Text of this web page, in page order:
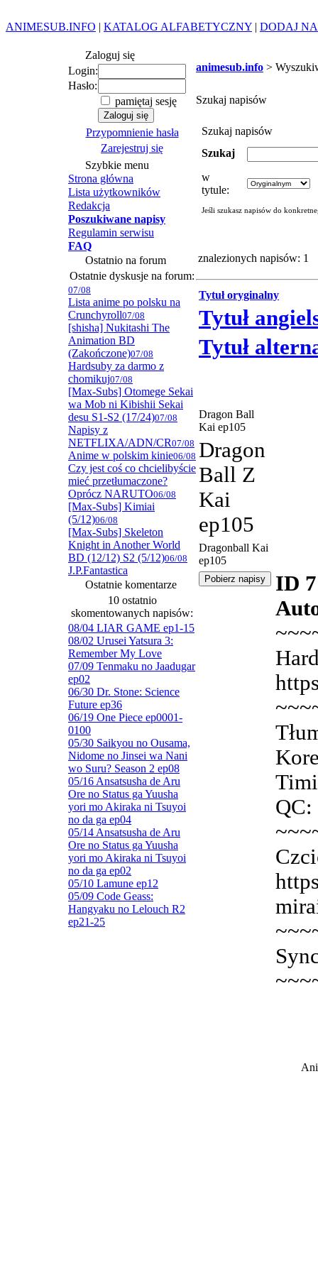
ANIMESUB.INFO | KATALOG ALFABETYCZNY | DODAJ
Zaloguj się
Login:
Hasło:
pamiętaj sesję
Przypomnienie hasła
Zarejestruj się
Szybkie menu
Strona główna
Lista użytkowników
Redakcja
Poszukiwane napisy
Regulamin serwisu
FAQ
Ostatnio na forum
Ostatnie dyskusje na forum:
07/08
Lista anime po polsku na
Crunchyroll07/08
[shisha] Nukitashi The
Animation BD
(Zakończone)07/08
Hardsuby za darmo z
chomikuj07/08
[Max-Subs] Otomege Sekai
wa Mob ni Kibishii Sekai
desu S1-S2 (17/24)07/08
Napisy z
NETFLIXA/ADN/CR07/08
Anime w polskim kinie06/08
Czy jest coś co chcielibyście
mieć przetłumaczone?
Oprócz NARUTO06/08
[Max-Subs] Kimiai
(5/12)06/08
[Max-Subs] Skeleton
Knight in Another World
BD (12/12) S2 (5/12)06/08
J.P.Fantastica
Ostatnie komentarze
10 ostatnio
skomentowanych napisów:
08/04 LIAR GAME ep1-15
08/02 Urusei Yatsura 3:
Remember My Love
07/09 Tenmaku no Jaadugar
ep02
06/30 Dr. Stone: Science
Future ep36
06/19 One Piece ep0001-
0100
05/30 Saikyou no Ousama,
Nidome no Jinsei wa Nani
wo Suru? Season 2 ep08
05/16 Ansatsusha de Aru
Ore no Status ga Yuusha
yori mo Akiraka ni Tsuyoi
no da ga ep04
05/14 Ansatsusha de Aru
Ore no Status ga Yuusha
yori mo Akiraka ni Tsuyoi
no da ga ep02
05/10 Lamune ep12
05/09 Code Geass:
Hangyaku no Lelouch R2
ep21-25
animesub.info >
Szukaj napisów
Szukaj napisów
Szukaj
w
tytule:
Jeśli szukasz napisów do
znalezionych napisów: 1
Tytuł oryginalny
Tytuł
Tytuł
Dragon Ball
Kai ep105
Dragon
Ball Z
Kai
ep105
Dragonball Kai
ep105
ID